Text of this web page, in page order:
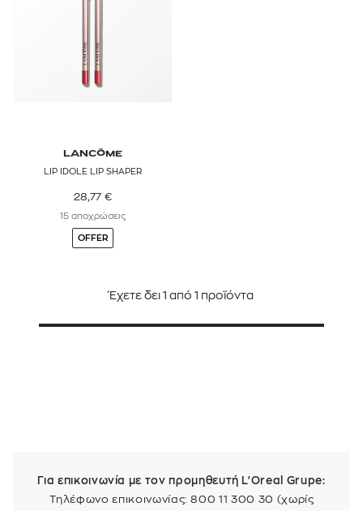
LANCÔME
LIP IDOLE LIP SHAPER
28,77 €
15 αποχρώσεις
OFFER
Έχετε δει 1 από 1 προϊόντα
Για επικοινωνία με τον προμηθευτή L'Oreal Grupe:
Τηλέφωνο επικοινωνίας: 800 11 300 30 (χωρίς